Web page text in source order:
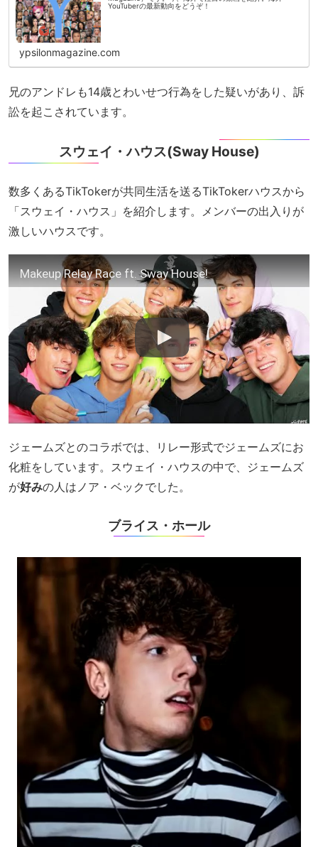
YouTuberの最新動向をどうぞ！
ypsilonmagazine.com
兄のアンドレも14歳とわいせつ行為をした疑いがあり、訴
訟を起こされています。
スウェイ・ハウス(Sway House)
数多くあるTikTokerが共同生活を送るTikTokerハウスから
「スウェイ・ハウス」を紹介します。メンバーの出入りが
激しいハウスです。
Makeup Relay Race ft. Sway House!
ジェームズとのコラボでは、リレー形式でジェームズにお
化粧をしています。スウェイ・ハウスの中で、ジェームズ
が好みの人はノア・ベックでした。
ブライス・ホール